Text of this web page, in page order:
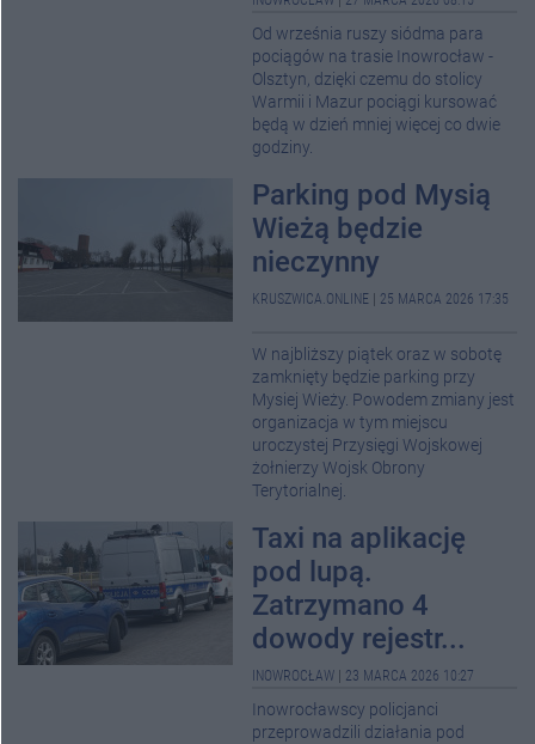
Od września ruszy siódma para
pociągów na trasie Inowrocław -
Olsztyn, dzięki czemu do stolicy
Warmii i Mazur pociągi kursować
będą w dzień mniej więcej co dwie
godziny.
Parking pod Mysią
Wieżą będzie
nieczynny
KRUSZWICA.ONLINE 25 MARCA 2026 17:35
W najbliższy piątek oraz w sobotę
zamknięty będzie parking przy
Mysiej Wieży. Powodem zmiany jest
organizacja w tym miejscu
uroczystej Przysięgi Wojskowej
żołnierzy Wojsk Obrony
Terytorialnej.
Taxi na aplikację
pod lupą.
Zatrzymano 4
dowody rejestr...
INOWROCŁAW 23 MARCA 2026 10:27
Inowrocławscy policjanci
przeprowadzili działania pod